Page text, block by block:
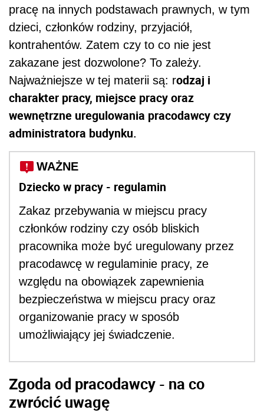
pracę na innych podstawach prawnych, w tym
dzieci, członków rodziny, przyjaciół,
kontrahentów. Zatem czy to co nie jest
zakazane jest dozwolone? To zależy.
Najważniejsze w tej materii są: rodzaj i
charakter pracy, miejsce pracy oraz
wewnętrzne uregulowania pracodawcy czy
administratora budynku.
WAŻNE
Dziecko w pracy - regulamin
Zakaz przebywania w miejscu pracy
członków rodziny czy osób bliskich
pracownika może być uregulowany przez
pracodawcę w regulaminie pracy, ze
względu na obowiązek zapewnienia
bezpieczeństwa w miejscu pracy oraz
organizowanie pracy w sposób
umożliwiający jej świadczenie.
Zgoda od pracodawcy - na co
zwrócić uwagę